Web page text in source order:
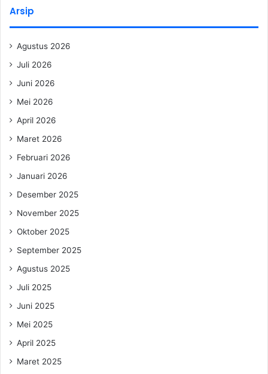
Arsip
Agustus 2026
Juli 2026
Juni 2026
Mei 2026
April 2026
Maret 2026
Februari 2026
Januari 2026
Desember 2025
November 2025
Oktober 2025
September 2025
Agustus 2025
Juli 2025
Juni 2025
Mei 2025
April 2025
Maret 2025